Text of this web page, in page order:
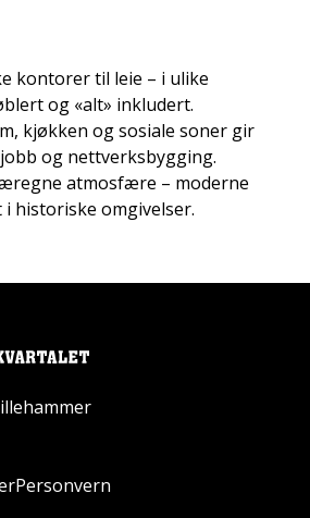
kontorer til leie – i ulike
og «alt» inkludert.
kjøkken og sosiale soner gir
og nettverksbygging.
atmosfære – moderne
historiske omgivelser.
Personvern